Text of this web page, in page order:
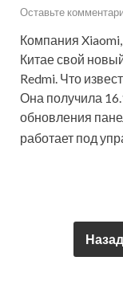
Оставьте
Компания
Китае свой
Redmi. Что
Она получила
обновления
работает под
Назад